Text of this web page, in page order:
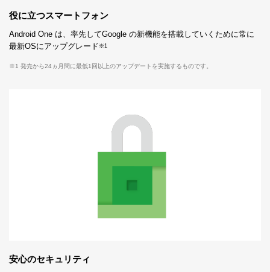
役に立つスマートフォン
Android One は、率先してGoogle の新機能を搭載していくために常に
最新OSにアップグレード ※1
※1 発売から24ヵ月間に最低1回以上のアップデートを実施するものです。
安心のセキュリティ